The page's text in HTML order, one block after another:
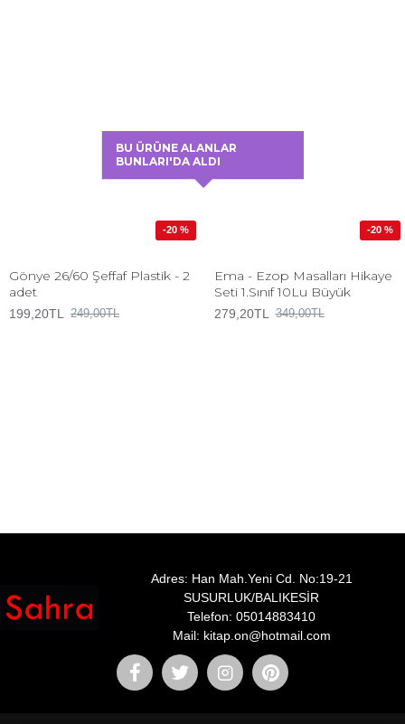
BU ÜRÜNE ALANLAR
BUNLARI'DA ALDI
-20 %
Gönye 26/60 Şeffaf Plastik - 2
adet
199,20TL 249,00TL
-20 %
Ema - Ezop Masalları Hikaye
Seti 1.Sınıf 10Lu Büyük
279,20TL 349,00TL
Adres: Han Mah.Yeni Cd. No:19-21
SUSURLUK/BALIKESİR
Telefon: 05014883410
Mail: kitap.on@hotmail.com